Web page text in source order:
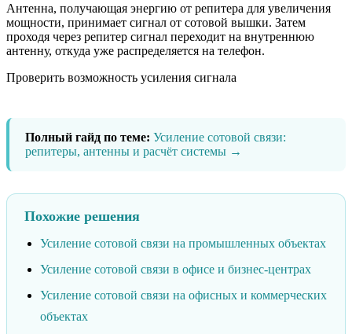
Антенна, получающая энергию от репитера для увеличения
мощности, принимает сигнал от сотовой вышки. Затем
проходя через репитер сигнал переходит на внутреннюю
антенну, откуда уже распределяется на телефон.
Проверить возможность усиления сигнала
Полный гайд по теме: Усиление сотовой связи:
репитеры, антенны и расчёт системы →
Похожие решения
Усиление сотовой связи на промышленных объектах
Усиление сотовой связи в офисе и бизнес-центрах
Усиление сотовой связи на офисных и коммерческих
объектах